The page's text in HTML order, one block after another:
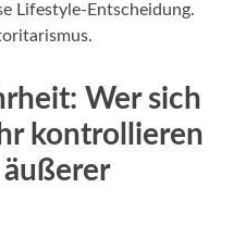
Lifestyle-Entscheidung.
Wer sich
kontrollieren